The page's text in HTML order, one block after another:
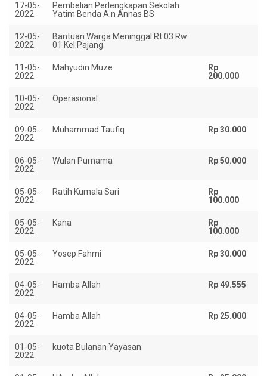
17-05-
2022
Pembelian Perlengkapan Sekolah
Yatim Benda A.n Annas BS
12-05-
2022
Bantuan Warga Meninggal Rt 03 Rw
01 Kel.Pajang
11-05-
2022
Mahyudin Muze
Rp
200.000
10-05-
2022
Operasional
09-05-
2022
Muhammad Taufiq Rp 30.000
06-05-
2022
Wulan Purnama Rp 50.000
05-05-
2022
Ratih Kumala Sari
Rp
100.000
05-05-
2022
Kana
Rp
100.000
05-05-
2022
Yosep Fahmi Rp 30.000
04-05-
2022
Hamba Allah Rp 49.555
04-05-
2022
Hamba Allah Rp 25.000
01-05-
2022
kuota Bulanan Yayasan